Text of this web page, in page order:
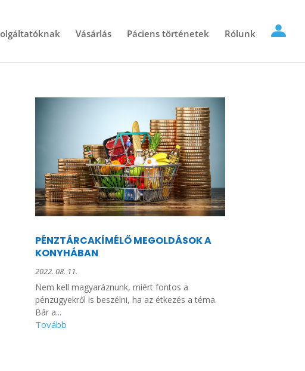
Vásárlás Páciens történetek Rólunk
PÉNZTÁRCAKÍMÉLŐ MEGOLDÁSOK A
KONYHÁBAN
2022. 08. 11.
Nem kell magyaráznunk, miért fontos a
pénzügyekről is beszélni, ha az étkezés a téma.
Bár a...